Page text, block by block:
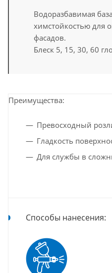
Водоразбавимая
химстойкостью для
фасадов.
Блеск 5, 15, 30, 60
Преимущества:
Превосходный
Гладкость
Для службы в
Способы нанесения: